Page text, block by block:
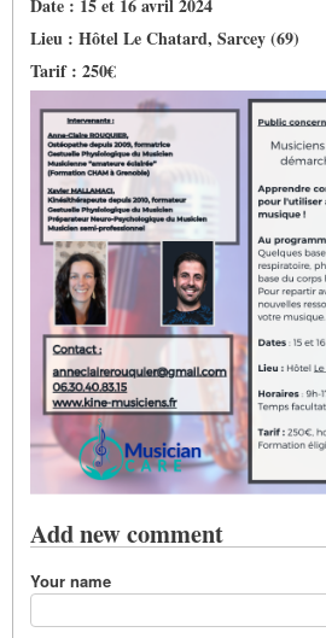
Date : 15 et 16 avril 2024
Lieu : Hôtel Le Chatard, Sarcey (69)
Tarif : 250€
Add new comment
Your name